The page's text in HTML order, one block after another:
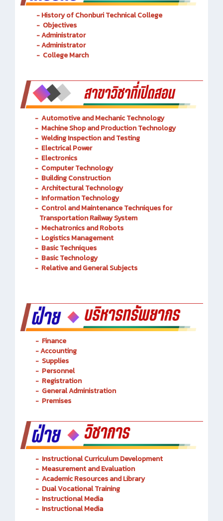
- History of Chonburi Technical College
- Objectives
- Administrator
- Administrator
- College March
- Automotive and MechanicTechnology
- Machine Shop and Production Technology
- Welding Inspection and Testing
- Electrical Power
- Electronics
- Computer Technology
- Building Construction
- Architectural Technology
- Information Technology
- Control and Maintenance Techniques for
Transportation Railway System
- Mechatronics and Robots
- Logistics Management
- Basic Techniques
- Basic Technology
- Relative and General Subjects
- Finance
-Accounting
- Supplies
- Personnel
- Registration
- General Administration
- Premises
- Instructional Curriculum Development
- Measurement and Evaluation
- Academic Resources and Library
- Dual Vocational Training
- Instructional Media
- Instructional Media